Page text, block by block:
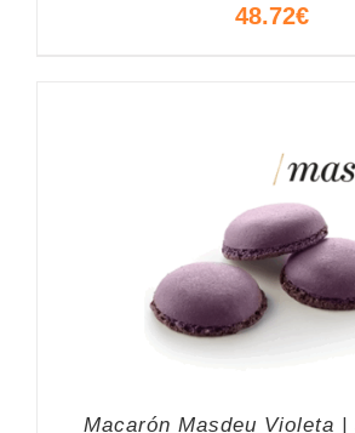
48.72€
Macarón Masdeu Violeta |